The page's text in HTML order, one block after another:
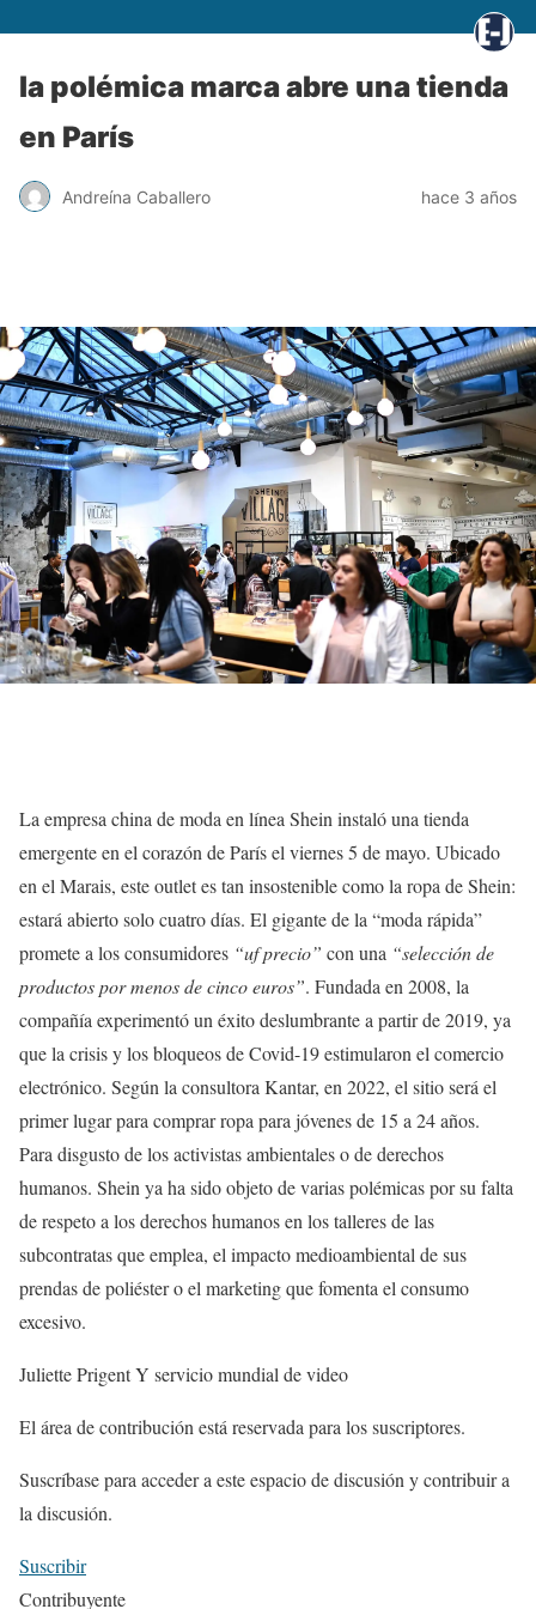
la polémica marca abre una tienda
en París
Andreína Caballero hace 3 años
La empresa china de moda en línea Shein instaló una tienda
emergente en el corazón de París el viernes 5 de mayo. Ubicado
en el Marais, este outlet es tan insostenible como la ropa de Shein:
estará abierto solo cuatro días. El gigante de la “moda rápida”
promete a los consumidores “uf precio” con una “selección de
productos por menos de cinco euros”. Fundada en 2008, la
compañía experimentó un éxito deslumbrante a partir de 2019, ya
que la crisis y los bloqueos de Covid-19 estimularon el comercio
electrónico. Según la consultora Kantar, en 2022, el sitio será el
primer lugar para comprar ropa para jóvenes de 15 a 24 años.
Para disgusto de los activistas ambientales o de derechos
humanos. Shein ya ha sido objeto de varias polémicas por su falta
de respeto a los derechos humanos en los talleres de las
subcontratas que emplea, el impacto medioambiental de sus
prendas de poliéster o el marketing que fomenta el consumo
excesivo.
Juliette PrigentY servicio mundial de video
El área de contribución está reservada para los suscriptores.
Suscríbase para acceder a este espacio de discusión y contribuir a
la discusión.
Suscribir
Contribuyente